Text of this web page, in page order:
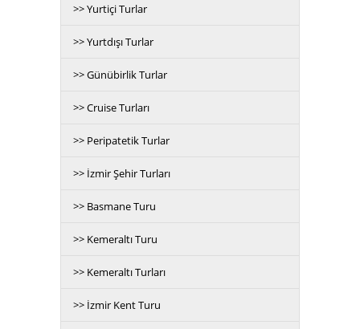
>> Yurtiçi Turlar
>> Yurtdışı Turlar
>> Günübirlik Turlar
>> Cruise Turları
>> Peripatetik Turlar
>> İzmir Şehir Turları
>> Basmane Turu
>> Kemeraltı Turu
>> Kemeraltı Turları
>> İzmir Kent Turu